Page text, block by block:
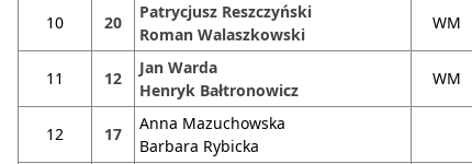
10 20
Patrycjusz Reszczyński
Roman Walaszkowski
WM
11 12
Jan Warda
Henryk Bałtronowicz
WM
12 17
Anna Mazuchowska
Barbara Rybicka